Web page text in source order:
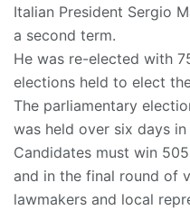
Italian President Sergio
a second term.
He was re-elected with
elections held to elect
The parliamentary
was held over six days in
Candidates must win
and in the final round of
lawmakers and local